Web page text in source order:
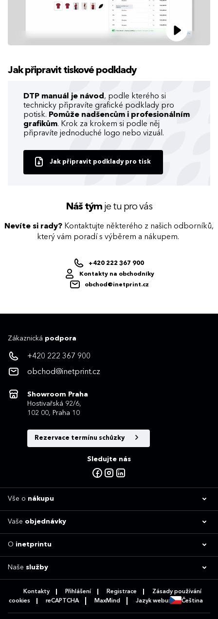
Jak připravit tiskové podklady
DTP manuál je návod , podle kterého si
technicky připravíte grafické podklady pro
potisk. Pomůže nadšencům i profesionálním
grafikům. Krok za krokem si podle něj
připravíte jednoduché logo nebo vizuál.
Jak připravit podklady pro tisk
Náš týmje tu pro vás
Nevíte si rady? Kontaktujte některého z našich odborníků,
který vám poradí s výběrem a nákupem.
+420 222 367 900
Kontakty na obchodníky
obchod@inetprint.cz
Zákaznická podpora
+420 222 367 900
obchod@inetprint.cz
Showroom Praha
Hostivařská 92/6,
102 00, Praha 10
Rezervace termínu schůzky
Sledujte nás
Vše o nákupu
Vaše objednávky
O inetprintu
Naše služby
Kontakty Přihlášení Registrace
Zásady používání
cookies
reCAPTCHA MaxMind Jazyk webu: Čeština